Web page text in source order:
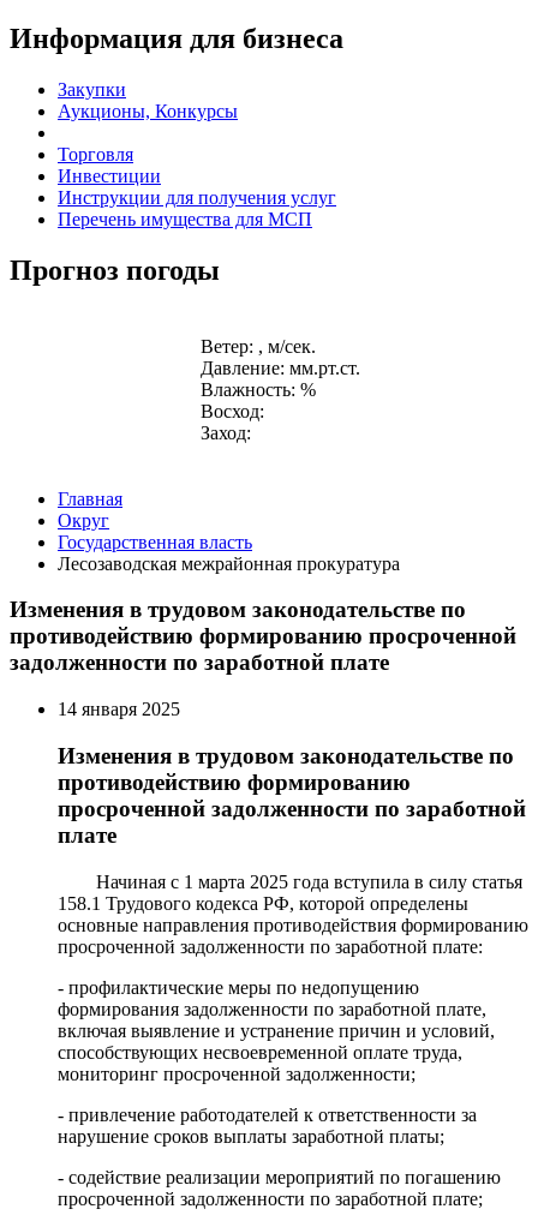
Информация для бизнеса
Закупки
Аукционы, Конкурсы
Торговля
Инвестиции
Инструкции для получения услуг
Перечень имущества для МСП
Прогноз погоды
Ветер: , м/сек.
Давление: мм.рт.ст.
Влажность: %
Восход:
Заход:
Главная
Округ
Государственная власть
Лесозаводская межрайонная прокуратура
Изменения в трудовом законодательстве по
противодействию формированию просроченной
задолженности по заработной плате
14 января 2025
Изменения в трудовом законодательстве по
противодействию формированию
просроченной задолженности по заработной
плате
Начиная с 1 марта 2025 года вступила в силу статья
158.1 Трудового кодекса РФ, которой определены
основные направления противодействия формированию
просроченной задолженности по заработной плате:
- профилактические меры по недопущению
формирования задолженности по заработной плате,
включая выявление и устранение причин и условий,
способствующих несвоевременной оплате труда,
мониторинг просроченной задолженности;
- привлечение работодателей к ответственности за
нарушение сроков выплаты заработной платы;
- содействие реализации мероприятий по погашению
просроченной задолженности по заработной плате;